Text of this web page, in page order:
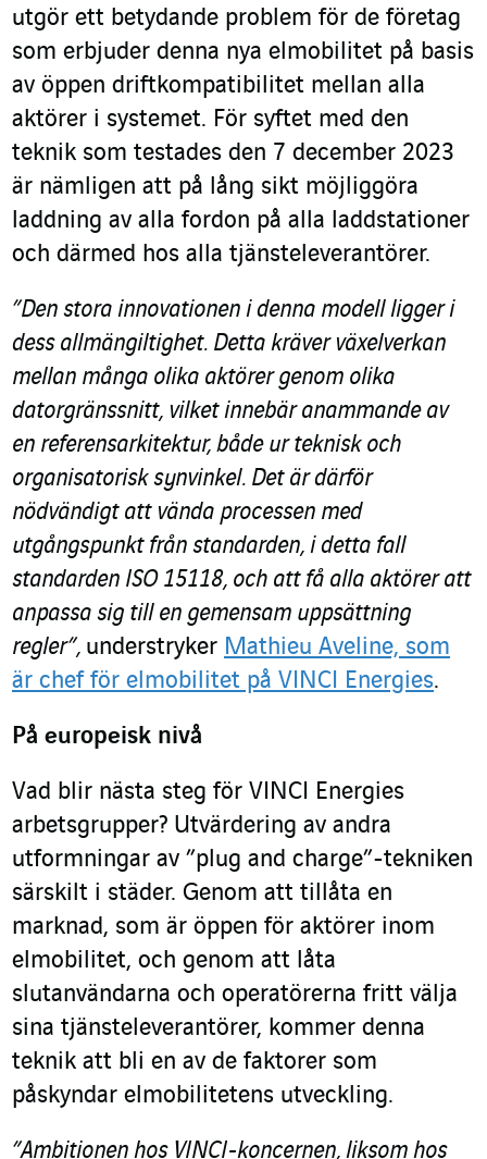
utgör ett betydande problem för de företag
som erbjuder denna nya elmobilitet på basis
av öppen driftkompatibilitet mellan alla
aktörer i systemet. För syftet med den
teknik som testades den 7 december 2023
är nämligen att på lång sikt möjliggöra
laddning av alla fordon på alla laddstationer
och därmed hos alla tjänsteleverantörer.
”Den stora innovationen i denna modell ligger i
dess allmängiltighet. Detta kräver växelverkan
mellan många olika aktörer genom olika
datorgränssnitt, vilket innebär anammande av
en referensarkitektur, både ur teknisk och
organisatorisk synvinkel. Det är därför
nödvändigt att vända processen med
utgångspunkt från standarden, i detta fall
standarden ISO 15118, och att få alla aktörer att
anpassa sig till en gemensam uppsättning
regler”, understryker Mathieu Aveline, som
är chef för elmobilitet på VINCI Energies.
På europeisk nivå
Vad blir nästa steg för VINCI Energies
arbetsgrupper? Utvärdering av andra
utformningar av ”plug and charge”-tekniken
särskilt i städer. Genom att tillåta en
marknad, som är öppen för aktörer inom
elmobilitet, och genom att låta
slutanvändarna och operatörerna fritt välja
sina tjänsteleverantörer, kommer denna
teknik att bli en av de faktorer som
påskyndar elmobilitetens utveckling.
”Ambitionen hos VINCI-koncernen, liksom hos